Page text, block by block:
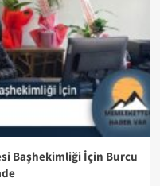
Başhekimliği İçin Burcu